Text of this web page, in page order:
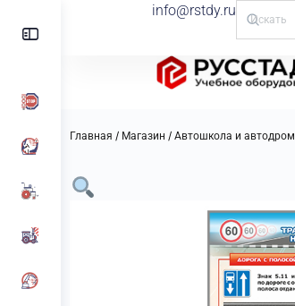
info@rstdy.ru
Главная / Магазин / Автошкола и автодром